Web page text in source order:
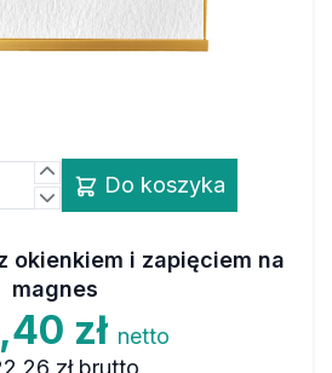
Do koszyka
okienkiem i zapięciem na
magnes
zł netto
zł brutto